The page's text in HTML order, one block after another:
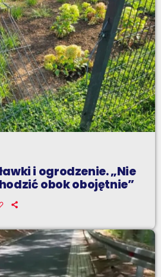
i ogrodzenie. „Nie
obok obojętnie”